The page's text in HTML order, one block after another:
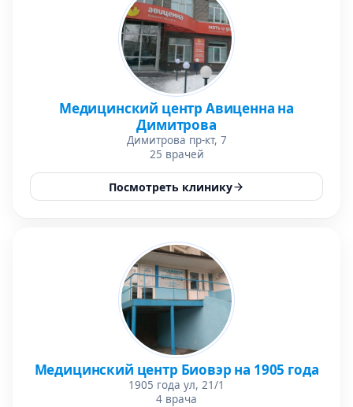
Медицинский центр Авиценна на
Димитрова
Димитрова пр-кт, 7
25 врачей
Посмотреть клинику
Медицинский центр Биовэр на 1905 года
1905 года ул, 21/1
4 врача